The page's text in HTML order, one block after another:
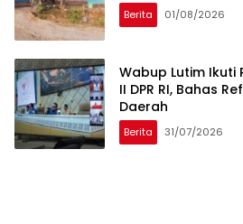
Berita 01/08/2026
Wabup Lutim Ikuti
II DPR RI, Bahas
Daerah
Berita 31/07/2026